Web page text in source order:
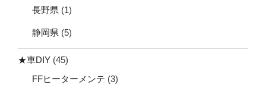
長野県 (1)
静岡県 (5)
★車DIY (45)
FFヒーターメンテ (3)